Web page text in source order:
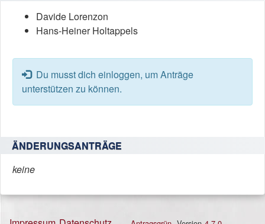
Davide Lorenzon
Hans-Heiner Holtappels
Fehler:
Du musst dich einloggen, um Anträge
unterstützen zu können.
ÄNDERUNGSANTRÄGE
keine